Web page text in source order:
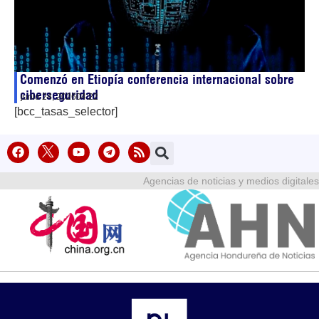
Comenzó en Etiopía conferencia internacional sobre
ciberseguridad
junio 24, 202604:22
[bcc_tasas_selector]
Agencias de noticias y medios digitales